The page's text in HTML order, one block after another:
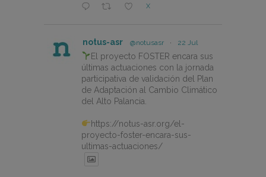
X
notus-asr @notusasr · 22 Jul
El proyecto FOSTER encara sus
últimas actuaciones con la jornada
participativa de validación del Plan
de Adaptación al Cambio Climático
del Alto Palancia.
https://notus-asr.org/el-
proyecto-foster-encara-sus-
ultimas-actuaciones/